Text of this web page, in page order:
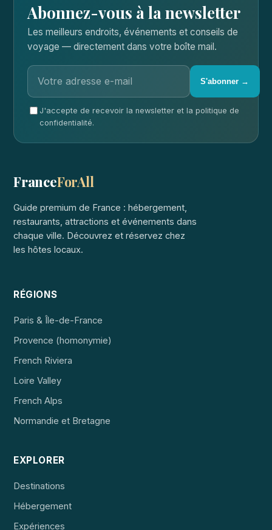
Abonnez-vous à la newsletter
Les meilleurs endroits, événements et conseils de
voyage — directement dans votre boîte mail.
S'abonner →
J'accepte de recevoir la newsletter et la politique de
confidentialité.
FranceForAll
Guide premium de France : hébergement,
restaurants, attractions et événements dans
chaque ville. Découvrez et réservez chez
les hôtes locaux.
RÉGIONS
Paris & Île-de-France
Provence (homonymie)
French Riviera
Loire Valley
French Alps
Normandie et Bretagne
EXPLORER
Destinations
Hébergement
Expériences